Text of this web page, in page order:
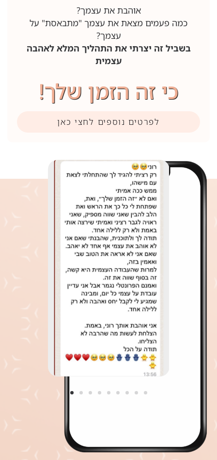
אוהבת את עצמך?
כמה פעמים מצאת את עצמך "מתבאסת" על
עצמך?
בשביל זה יצרתי את התהליך המלא לאהבה
עצמית
כי זה הזמן שלך!
לפרטים נוספים לחצי כאן